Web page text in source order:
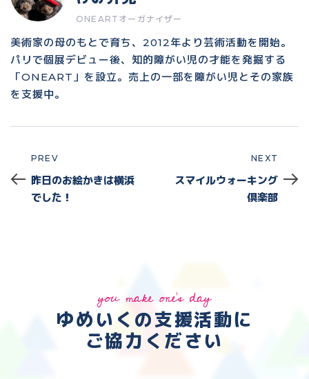
ONEARTオーガナイザー
美術家の母のもとで育ち、2012年より芸術活動を開始。
パリで個展デビュー後、知的障がい児の才能を発掘する
「ONEART」を設立。売上の一部を障がい児とその家族
を支援中。
Prev
PREV
昨日のお絵かきは横浜
でした！
NEXT
スマイルウォーキング
倶楽部
you make one's day
ゆめいくの支援活動に
ご協力ください